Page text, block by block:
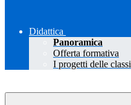
Didattica
Panoramica
Offerta formativa
I progetti delle classi